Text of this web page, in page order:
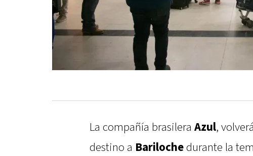
La compañía brasilera Azul,
destino a Barilochedurante la